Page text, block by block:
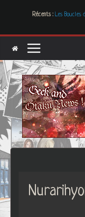
Récents : Les Boucles
# Cher
[Dossier]